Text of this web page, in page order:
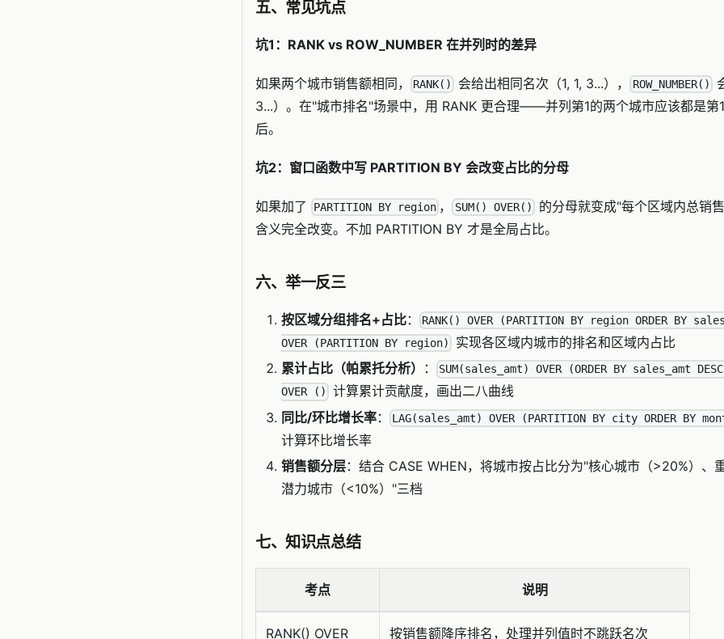
五、常见坑点
坑1：RANK vs ROW_NUMBER 在并列时的差异
如果两个城市销售额相同， RANK() 会给出相同名次（1, 1, 3...）， ROW_NUMBER()
3...）。在"城市排名"场景中，用 RANK 更合理——并列第1的两个城市应该都是第
后。
坑2：窗口函数中写 PARTITION BY 会改变占比的分母
如果加了 PARTITION BY region ， SUM() OVER() 的分母就变成"每个区域内总销
含义完全改变。不加 PARTITION BY 才是全局占比。
六、举一反三
按区域分组排名+占比：
RANK() OVER (PARTITION BY region ORDER BY
OVER (PARTITION BY region)
实现各区域内城市的排名和区域内占比
累计占比（帕累托分析）
：
SUM(sales_amt) OVER (ORDER BY sales_amt
OVER ()
计算累计贡献度，画出二八曲线
同比/环比增长率： LAG(sales_amt) OVER (PARTITION BY city ORDER BY
计算环比增长率
销售额分层：结合 CASE WHEN，将城市按占比分为"核心城市（>20%）、
潜力城市（<10%）"三档
七、知识点总结
考点 说明
RANK() OVER 按销售额降序排名，处理并列值时不跳跃名次